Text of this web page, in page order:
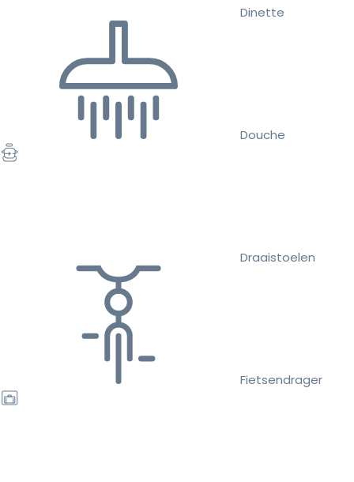
Dinette
Douche
Draaistoelen
Fietsendrager